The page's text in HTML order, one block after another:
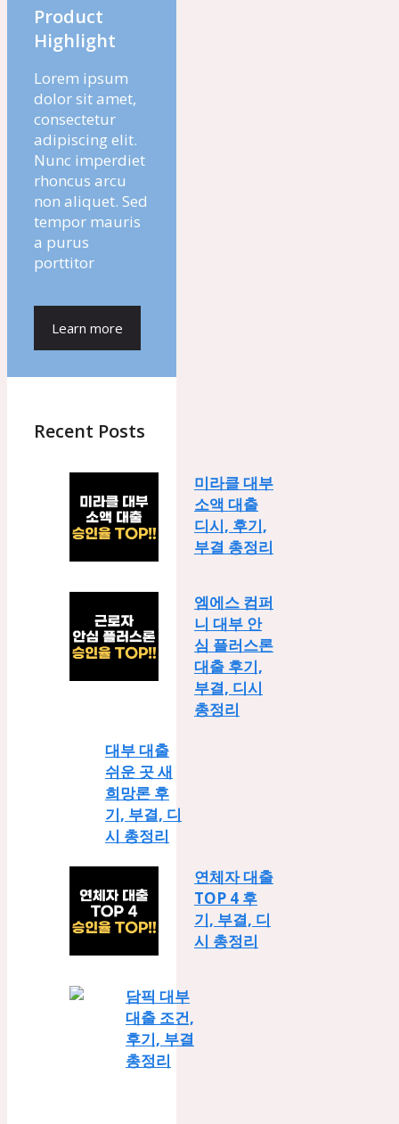
Product
Highlight
Lorem ipsum
dolor sit amet,
consectetur
adipiscing elit.
Nunc imperdiet
rhoncus arcu
non aliquet. Sed
tempor mauris
a purus
porttitor
Learn more
Recent Posts
미라클 대부
소액 대출
디시, 후기,
부결 총정리
엠에스 컴퍼
니 대부 안
심 플러스론
대출 후기,
부결, 디시
총정리
대부 대출
쉬운 곳 새
희망론 후
기, 부결, 디
시 총정리
연체자 대출
TOP 4 후
기, 부결, 디
시 총정리
담픽 대부
대출 조건,
후기, 부결
총정리